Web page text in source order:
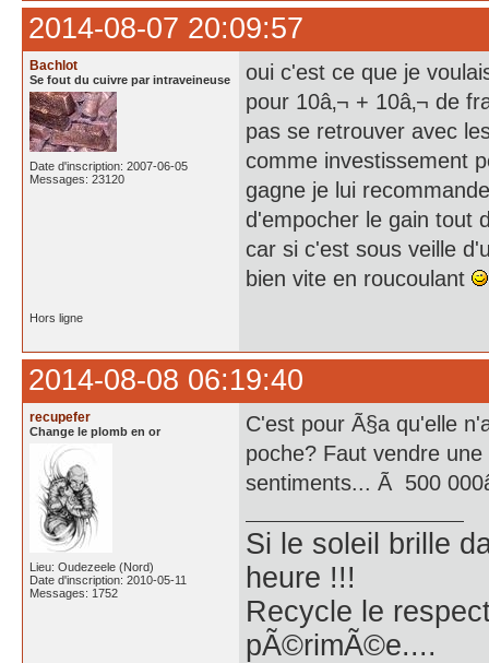
2014-08-07 20:09:57
Bachlot
Se fout du cuivre par intraveineuse
Date d'inscription: 2007-06-05
Messages: 23120
oui c'est ce que je
pour 10â‚¬ + 10â‚¬ de
pas se retrouver avec
comme investissement
gagne je lui
d'empocher le gain tout
car si c'est sous veille
bien vite en roucoulant
Hors ligne
2014-08-08 06:19:40
recupefer
Change le plomb en or
Lieu: Oudezeele (Nord)
Date d'inscription: 2010-05-11
Messages: 1752
C'est pour Ã§a qu'elle
poche? Faut vendre
sentiments... Ã 500
Si le soleil brille
heure !!!
Recycle le
pÃ©rimÃ©e....